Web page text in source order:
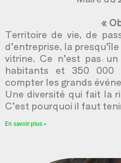
«
Territoire de vie, de
d’entreprise, la
vitrine. Ce n’est pas
habitants et 350 000
compter les grands
Une diversité qui fait la
C’est pourquoi il faut
En savoir plus »